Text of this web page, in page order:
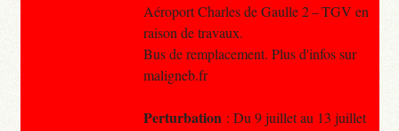
Aéroport Charles de Gaulle 2 – TGV en
raison de travaux.
Bus de remplacement. Plus d'infos sur
maligneb.fr
Perturbation : Du 9 juillet au 13 juillet